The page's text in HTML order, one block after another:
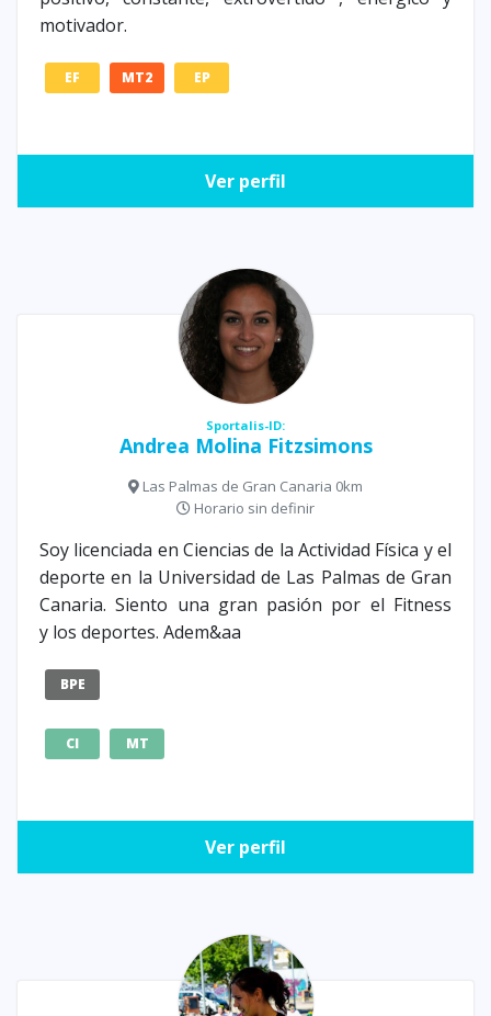
motivador.
EF MT2 EP
Ver perfil
Sportalis-ID:
Andrea Molina Fitzsimons
Las Palmas de Gran Canaria 0km
Horario sin definir
Soy licenciada en Ciencias de la Actividad Física y el
deporte en la Universidad de Las Palmas de Gran
Canaria. Siento una gran pasión por el Fitness
y los deportes. Adem&aa
BPE
CI MT
Ver perfil